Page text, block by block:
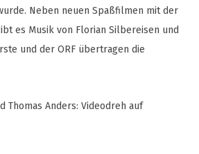
Neben neuen Spaßfilmen mit der
es Musik von Florian Silbereisen und
und der ORF übertragen die
Thomas Anders: Videodreh auf